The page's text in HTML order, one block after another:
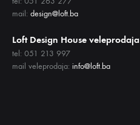
mail: design@loft.ba
Loft Design House veleprodaja
tel: 051 213 997
mail veleprodaja: info@loft.ba